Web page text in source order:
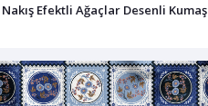
Nakış Efektli Ağaçlar Desenli Kumaş